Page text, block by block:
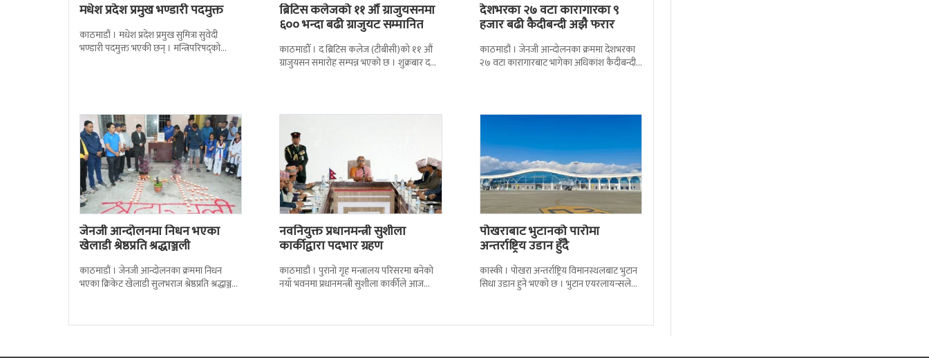
मधेश प्रदेश प्रमुख भण्डारी पदमुक्त
काठमाडौं । मधेश प्रदेश प्रमुख सुमित्रा सुवेदी
भण्डारी पदमुक्त भएकी छन् । मन्त्रिपरिषद्को
ब्रिटिस कलेजको ११ औँ ग्राजुयसनमा
६०० भन्दा बढी ग्राजुयट सम्मानित
काठमाडौँ । द ब्रिटिस कलेज (टीबीसी)को ११ औं
ग्राजुयसन समारोह सम्पन्न भएको छ । शुक्रबार द
देशभरका २७ वटा कारागारका ९
हजार बढी कैदीबन्दी अझै फरार
काठमाडौं । जेनजी आन्दोलनका क्रममा देशभरका
२७ वटा कारागारबाट भागेका अधिकांश कैदीबन्दी
जेनजी आन्दोलनमा निधन भएका
खेलाडी श्रेष्ठप्रति श्रद्धाञ्जली
काठमाडौं । जेनजी आन्दोलनका क्रममा निधन
भएका क्रिकेट खेलाडी सुलभराज श्रेष्ठप्रति श्रद्धाञ्जली
नवनियुक्त प्रधानमन्त्री सुशीला
कार्कीद्वारा पदभार ग्रहण
काठमाडौं । पुरानो गृह मन्त्रालय परिसरमा बनेको
नयाँ भवनमा प्रधानमन्त्री सुशीला कार्कीले आज
पोखराबाट भुटानको पारोमा
अन्तर्राष्ट्रिय उडान हुँदै
कास्की । पोखरा अन्तर्राष्ट्रिय विमानस्थलबाट भुटान
सिधा उडान हुने भएको छ । भुटान एयरलायन्सले